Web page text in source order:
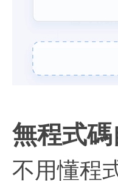
無程式
不用懂程